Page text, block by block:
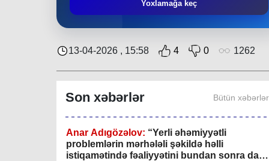
Yoxlamağa keç
13-04-2026 , 15:58 4 0 1262
Son xəbərlər Bütün xəbərlər
keçirilib
Gündəlik Xəbərlər 04-08-2026
Anar Adıgözəlov: “Yerli əhəmiyyətli
problemlərin mərhələli şəkildə həlli
istiqamətində fəaliyyətini bundan sonra da